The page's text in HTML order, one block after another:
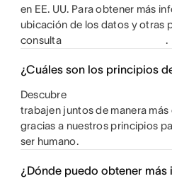
en EE. UU. Para obtener más
ubicación de los datos y otras
consulta
.
¿Cuáles son los principios
Descubre
trabajen juntos de manera
gracias a nuestros principios
ser humano.
¿Dónde puedo obtener